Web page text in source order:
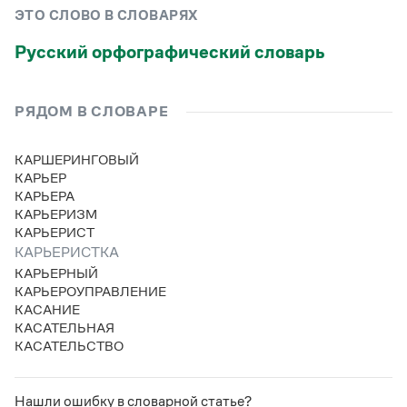
Словари русского языка как государственного
для школьников
Письмовник
Справочник по пунктуации
Словарь-справочник трудностей
Справочник по фразеологии
Азбучные истины
Словарь-справочник непростые слова
Все справочники портала
Новости и события
Словарь русских имён
Словарь методических терминов
(1956)
ЭТО СЛОВО В СЛОВАРЯХ
Русский орфографический словарь
РЯДОМ В СЛОВАРЕ
КАРШЕРИНГОВЫЙ
КАРЬЕР
КАРЬЕРА
КАРЬЕРИЗМ
КАРЬЕРИСТ
КАРЬЕРИСТКА
КАРЬЕРНЫЙ
КАРЬЕРОУПРАВЛЕНИЕ
КАСАНИЕ
КАСАТЕЛЬНАЯ
КАСАТЕЛЬСТВО
Нашли ошибку в словарной статье?